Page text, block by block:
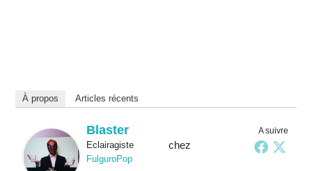
À propos Articles récents
A suivre
Blaster
Eclairagistechez
FulguroPop